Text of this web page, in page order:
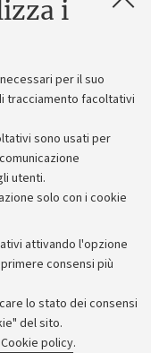
i
per il suo
tracciamento facoltativi
sono usati per
utenti.
solo con i cookie
attivando l'opzione
consensi più
lo stato dei consensi
del sito.
policy.